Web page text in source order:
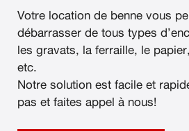
Votre location de benne vous
débarrasser de tous types
les gravats, la ferraille, le
etc.
Notre solution est facile et
pas et faites appel à nous!